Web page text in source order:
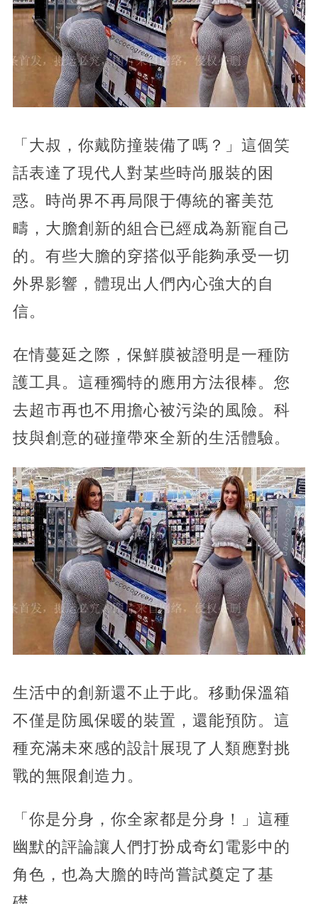
「大叔，你戴防撞裝備了嗎？」這個笑
話表達了現代人對某些時尚服裝的困
惑。時尚界不再局限于傳統的審美范
疇，大膽創新的組合已經成為新寵自己
的。有些大膽的穿搭似乎能夠承受一切
外界影響，體現出人們內心強大的自
信。
在情蔓延之際，保鮮膜被證明是一種防
護工具。這種獨特的應用方法很棒。您
去超市再也不用擔心被污染的風險。科
技與創意的碰撞帶來全新的生活體驗。
生活中的創新還不止于此。移動保溫箱
不僅是防風保暖的裝置，還能預防。這
種充滿未來感的設計展現了人類應對挑
戰的無限創造力。
「你是分身，你全家都是分身！」這種
幽默的評論讓人們打扮成奇幻電影中的
角色，也為大膽的時尚嘗試奠定了基